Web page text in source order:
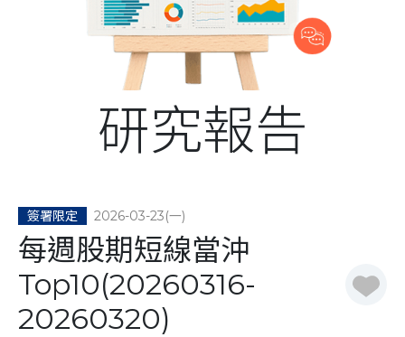
研究報告
簽署限定 2026-03-23(一)
每週股期短線當沖
Top10(20260316-
20260320)